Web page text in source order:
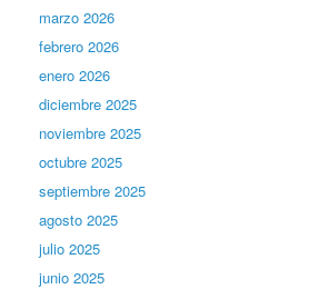
marzo 2026
febrero 2026
enero 2026
diciembre 2025
noviembre 2025
octubre 2025
septiembre 2025
agosto 2025
julio 2025
junio 2025